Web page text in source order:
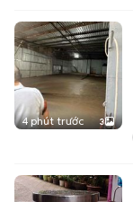
4 phút trước 3